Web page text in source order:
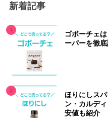
新着記事
ゴボーチェ
ーパーを徹
ほりにしス
ン・カルデ
安値も紹介